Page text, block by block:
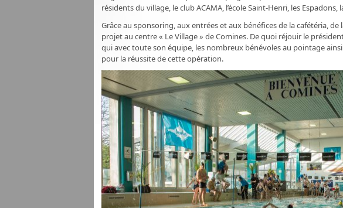
résidents du village, le club ACAMA, l’école Saint-Henri, les
Grâce au sponsoring, aux entrées et aux bénéfices de la cafétéria,
projet au centre « Le Village » de Comines. De quoi réjouir le
qui avec toute son équipe, les nombreux bénévoles au pointage
pour la réussite de cette opération.